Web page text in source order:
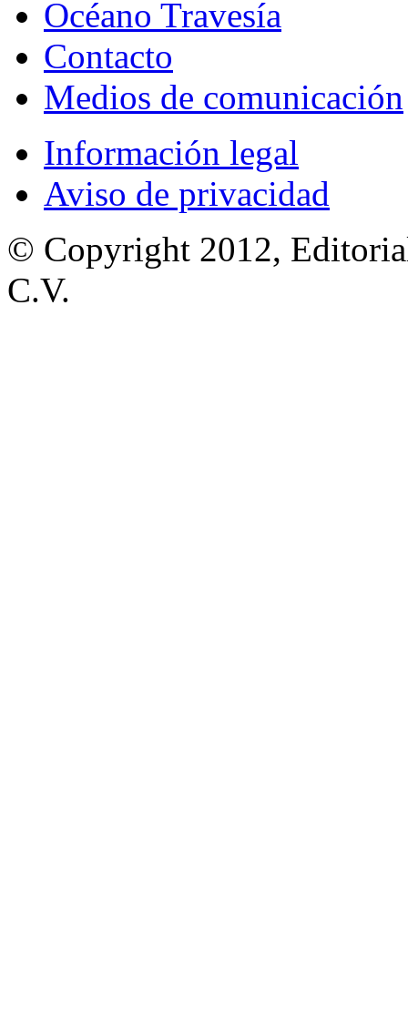
Océano Travesía
Contacto
Medios de comunicación
Información legal
Aviso de privacidad
© Copyright 2012,
C.V.